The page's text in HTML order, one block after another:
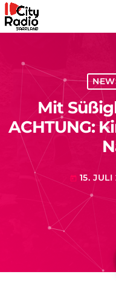
Mit
ACHTUNG:
today 15. JULI